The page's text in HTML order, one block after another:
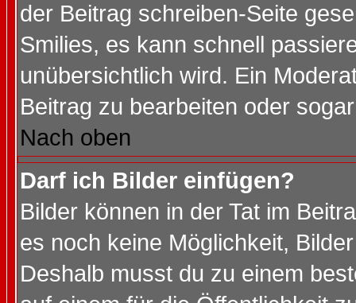
der Beitrag schreiben-Seite
Smilies, es kann schnell
unübersichtlich wird. Ein
Beitrag zu bearbeiten oder
Nach oben
Darf ich Bilder einfügen?
Bilder können in der Tat im
es noch keine Möglichkeit,
Deshalb musst du zu einem